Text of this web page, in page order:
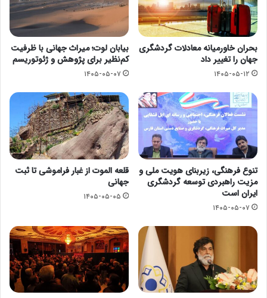
بحران خاورمیانه معادلات گردشگری
جهان را تغییر داد
۱۴۰۵-۰۵-۱۲
بیابان لوت؛ میراث جهانی با ظرفیت
کم‌نظیر برای پژوهش و ژئوتوریسم
۱۴۰۵-۰۵-۰۷
تنوع فرهنگی، زیربنای هویت ملی و
مزیت راهبردی توسعه گردشگری
ایران است
۱۴۰۵-۰۵-۰۷
قلعه الموت از غبار فراموشی تا ثبت
جهانی
۱۴۰۵-۰۵-۰۵